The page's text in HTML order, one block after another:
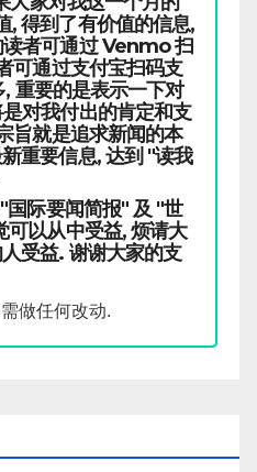
, 得到了有价值的信息,
者可通过 Venmo 扫
可通过支付宝扫码支
重要的是表示一下对
对我付出的肯定和支
旨就是追求新闻的本
重要信息, 达到 "读我
际要闻简报" 及 "世
可以从中受益, 烦请大
受益. 谢谢大家的支
做任何改动.